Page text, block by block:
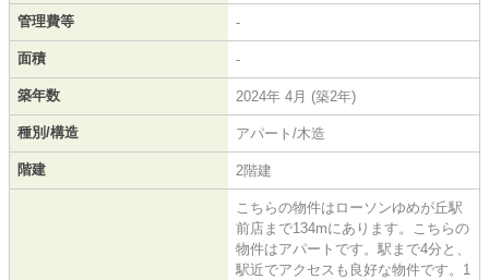
管理費等 -
面積 -
築年数 2024年 4月 (築2年)
種別/構造 アパート/木造
階建 2階建
こちらの物件はローソンゆめが丘駅
前店まで134mにあります。こちらの
物件はアパートです。駅まで4分と、
駅近でアクセスも良好な物件です。1